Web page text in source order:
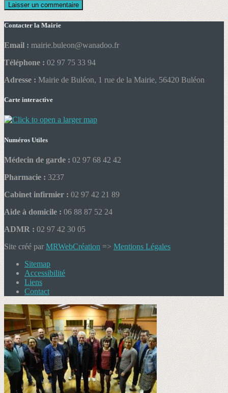
Contacter la Mairie
Email : mairie.buleon@wanadoo.fr
Téléphone : 02 97 75 33 94
Adresse : Mairie de Buléon, 1 rue de la Mairie, 56420 Buléon
Carte interactive
Numéros Utiles
Médecin de garde : 02 97 68 42 42
Pharmacie : 3237
Cabinet infirmier : 02 97 42 21 89
Aide à domicile : 06 88 87 52 24
ADMR : 02 97 42 30 05
Site créé par MRWebCréation => Mentions Légales
Sitemap
Accessibilité
Liens
Contact